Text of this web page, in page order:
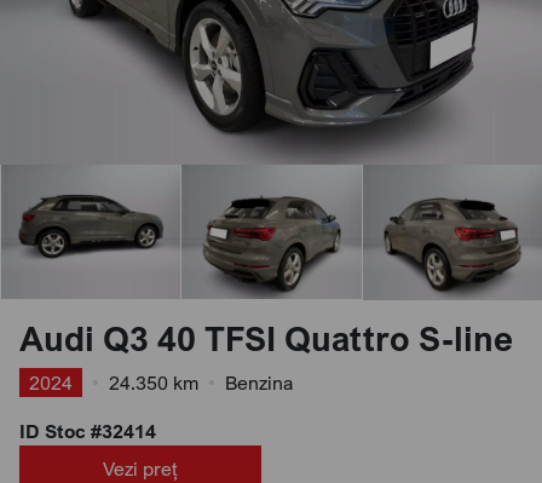
Audi Q3 40 TFSI Quattro S-line
2024 24.350 km
Benzina
ID Stoc #32414
Vezi preț